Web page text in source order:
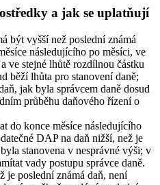
a jak se uplatňují
být vyšší než poslední známá
následujícího po měsíci, ve
ve stejné lhůtě rozdílnou částku
běží lhůta pro stanovení daně;
jak byla správcem daně dosud
průběhu daňového řízení o
do konce měsíce následujícího
DAP na daň nižší, než je
stanovena v nesprávné výši; v
vady postupu správce daně.
je poslední známá daň, není